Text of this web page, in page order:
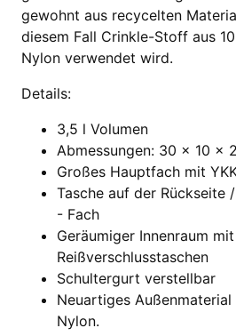
gewohnt aus recycelten
diesem Fall Crinkle-Stoff aus
Nylon verwendet wird.
Details:
3,5 l Volumen
Abmessungen: 30 x 10 x
Großes Hauptfach mit
Tasche auf der Rückseite
- Fach
Geräumiger Innenraum
Reißverschlusstaschen
Schultergurt verstellbar
Neuartiges
Nylon.